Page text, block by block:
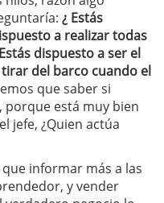
¿ Estás
a realizar todas
dispuesto a ser el
del barco cuando el
que saber si
porque está muy bien
jefe, ¿Quien actúa
informar más a las
y vender